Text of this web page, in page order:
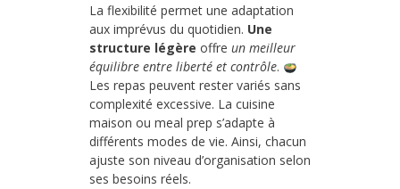
La flexibilité permet une adaptation
aux imprévus du quotidien. Une
structure légère offre un meilleur
équilibre entre liberté et contrôle.
Les repas peuvent rester variés sans
complexité excessive. La cuisine
maison ou meal prep s’adapte à
différents modes de vie. Ainsi, chacun
ajuste son niveau d’organisation selon
ses besoins réels.